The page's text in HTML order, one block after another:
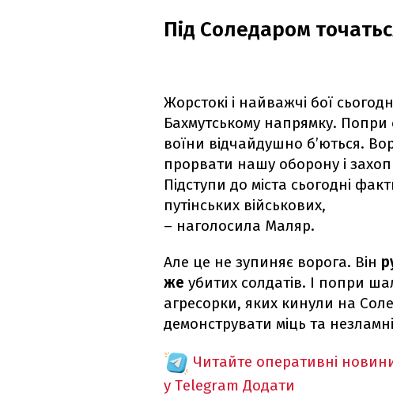
Під Соледаром
Жорстокі і найважчі бої
Бахмутському напрямку. Попри
воїни відчайдушно б’ються.
прорвати нашу оборону і
Підступи до міста сьогодні
путінських військових,
– наголосила Маляр.
Але це не зупиняє ворога. Він
же убитих солдатів. І попри
агресорки, яких кинули на
демонструвати міць та
Читайте оперативні
у Telegram Додати